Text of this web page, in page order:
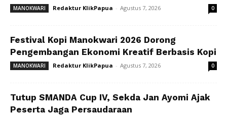
MANOKWARI Redaktur KlikPapua - Agustus 7, 2026 0
Festival Kopi Manokwari 2026 Dorong
Pengembangan Ekonomi Kreatif Berbasis Kopi
MANOKWARI Redaktur KlikPapua - Agustus 7, 2026 0
Tutup SMANDA Cup IV, Sekda Jan Ayomi Ajak
Peserta Jaga Persaudaraan